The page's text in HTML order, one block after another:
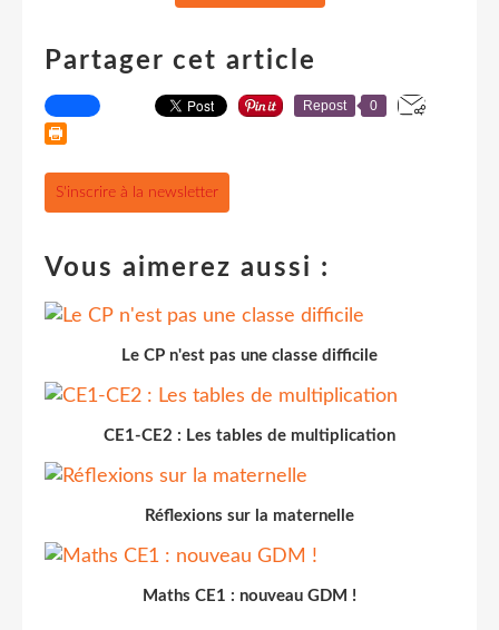
Partager cet article
Repost 0
S'inscrire à la newsletter
Vous aimerez aussi :
Le CP n'est pas une classe difficile
CE1-CE2 : Les tables de multiplication
Réflexions sur la maternelle
Maths CE1 : nouveau GDM !